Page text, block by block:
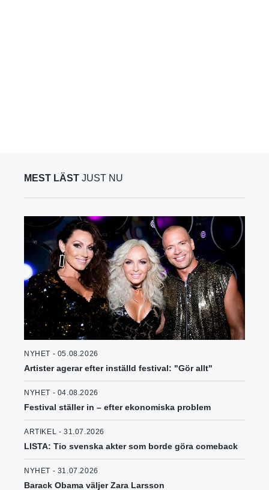
MEST LÄST JUST NU
NYHET - 05.08.2026
Artister agerar efter inställd festival: "Gör allt"
NYHET - 04.08.2026
Festival ställer in – efter ekonomiska problem
ARTIKEL - 31.07.2026
LISTA: Tio svenska akter som borde göra comeback
NYHET - 31.07.2026
Barack Obama väljer Zara Larsson